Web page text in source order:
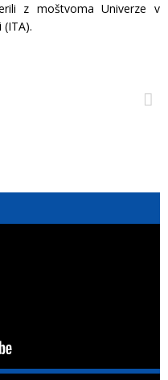
z moštvoma Univerze v